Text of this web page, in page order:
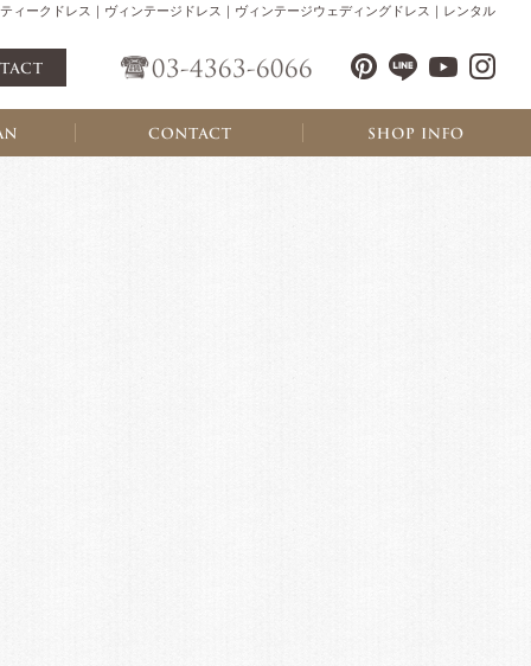
ィークドレス｜ヴィンテージドレス｜ヴィンテージウェディングドレス｜レンタル